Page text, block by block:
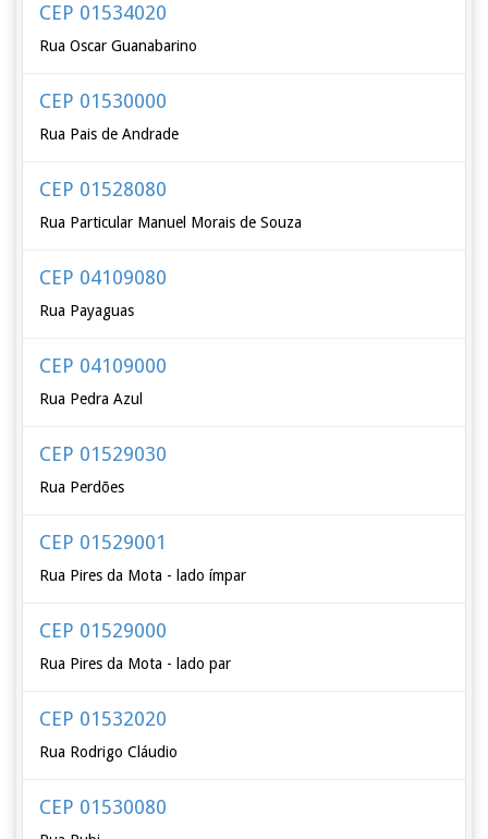
CEP 01534020
Rua Oscar Guanabarino
CEP 01530000
Rua Pais de Andrade
CEP 01528080
Rua Particular Manuel Morais de Souza
CEP 04109080
Rua Payaguas
CEP 04109000
Rua Pedra Azul
CEP 01529030
Rua Perdões
CEP 01529001
Rua Pires da Mota - lado ímpar
CEP 01529000
Rua Pires da Mota - lado par
CEP 01532020
Rua Rodrigo Cláudio
CEP 01530080